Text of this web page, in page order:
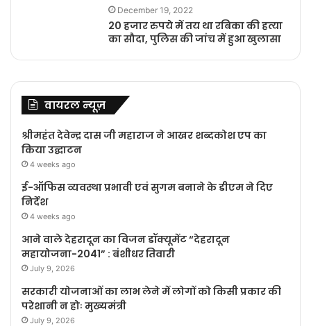
December 19, 2022
20 हजार रुपये में तय था रबिका की हत्या
का सौदा, पुलिस की जांच में हुआ खुलासा
वायरल न्यूज़
श्रीमहंत देवेन्द्र दास जी महाराज ने आखर शब्दकोश एप का
किया उद्घाटन
4 weeks ago
ई-ऑफिस व्यवस्था प्रभावी एवं सुगम बनाने के डीएम ने दिए
निर्देश
4 weeks ago
आने वाले देहरादून का विजन डॉक्यूमेंट “देहरादून
महायोजना-2041” : बंशीधर तिवारी
July 9, 2026
सरकारी योजनाओं का लाभ लेने में लोगों को किसी प्रकार की
परेशानी न होः मुख्यमंत्री
July 9, 2026